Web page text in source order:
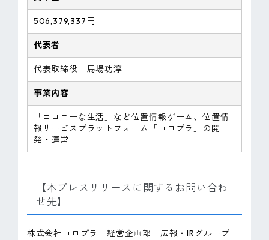
506,379,337円
代表者
代表取締役 馬場功淳
事業内容
「コロニーな生活」など位置情報ゲーム、位置情
報サービスプラットフォーム「コロプラ」の開
発・運営
【本プレスリリースに関するお問い合わ
せ先】
株式会社コロプラ 経営企画部 広報・IRグループ